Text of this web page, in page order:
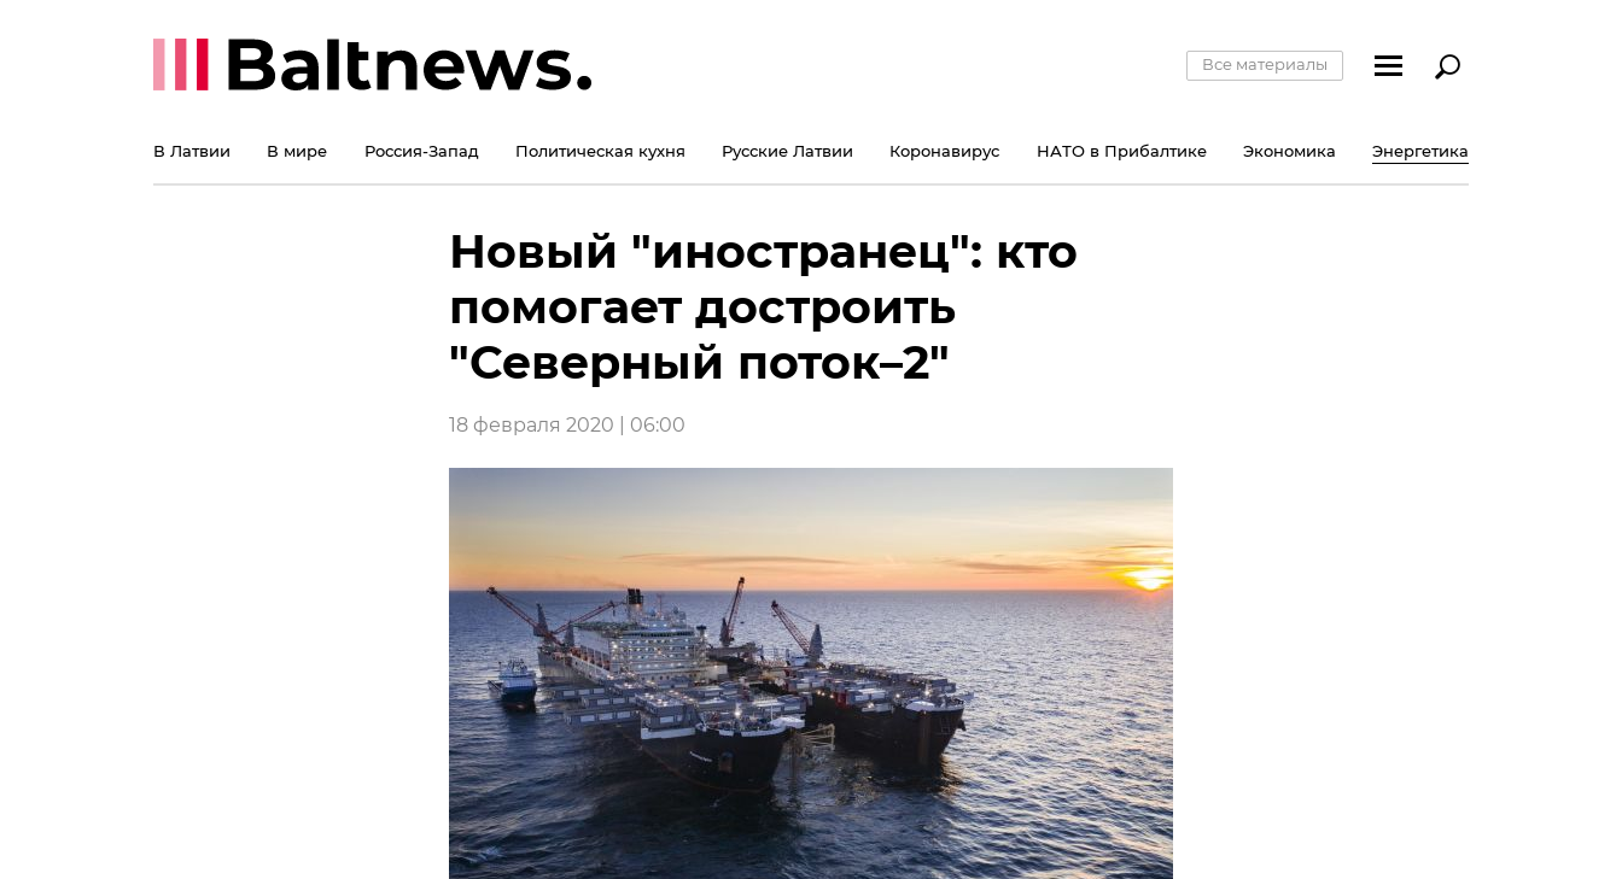
Все материалы
В Латвии В мире Россия-Запад Политическая кухня Русские Латвии Коронавирус НАТО в Прибалтике Экономика Энергетика
Новый "иностранец": кто
помогает достроить
"Северный поток–2"
18 февраля 2020 | 06:00